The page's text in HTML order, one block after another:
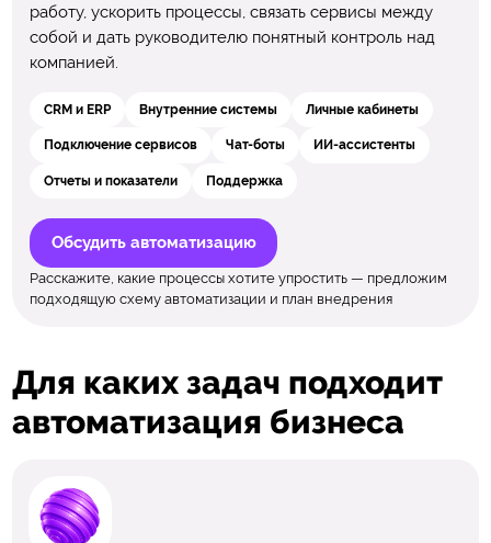
работу, ускорить процессы, связать сервисы между
собой и дать руководителю понятный контроль над
компанией.
CRM и ERP Внутренние системы Личные кабинеты
Подключение сервисов Чат-боты ИИ-ассистенты
Отчеты и показатели Поддержка
Обсудить автоматизацию
Расскажите, какие процессы хотите упростить — предложим
подходящую схему автоматизации и план внедрения
Для каких задач подходит
автоматизация бизнеса